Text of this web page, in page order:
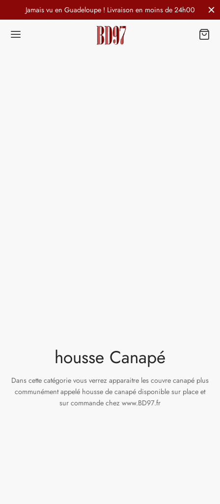
Jamais vu en Guadeloupe ! Livraison en moins de 24h00
housse Canapé
Dans cette catégorie vous verrez apparaitre les couvre canapé plus
communément appelé housse de canapé disponible sur place et
sur commande chez www.BD97.fr